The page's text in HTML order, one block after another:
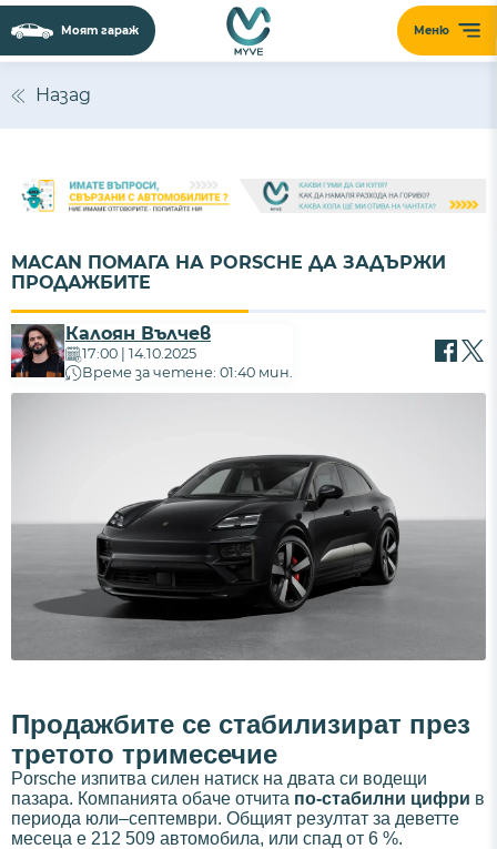
Меню
Моят гараж
Назад
MACAN ПОМАГА НА PORSCHE ДА ЗАДЪРЖИ
ПРОДАЖБИТЕ
Калоян Вълчев
17:00 | 14.10.2025
Време за четене: 01:40 мин.
Продажбите се стабилизират през
третото тримесечие
Porsche изпитва силен натиск на двата си водещи
пазара. Компанията обаче отчита по-стабилни цифри в
периода юли–септември. Общият резултат за деветте
месеца е 212 509 автомобила, или спад от 6 %.